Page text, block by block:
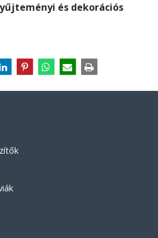
és dekorációs